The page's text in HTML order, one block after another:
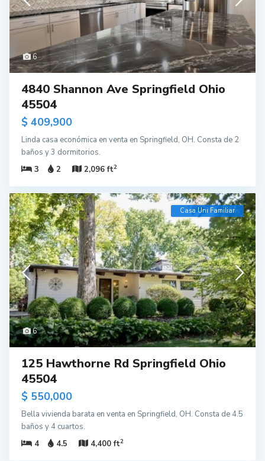
6
4840 Shannon Ave Springfield Ohio
45504
$ 409,900
Linda casa económica en venta en Springfield, OH. Consta de 2
baños y 3 dormitorios.
3
2 2,096 ft2
6
Casa Uni Familiar
125 Hawthorne Rd Springfield Ohio
45504
$ 550,000
Bella vivienda barata en venta en Springfield, OH. Consta de 4.5
baños y 4 cuartos.
4
4.5 4,400 ft2